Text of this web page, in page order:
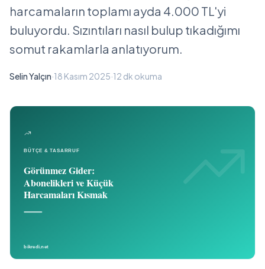
harcamaların toplamı ayda 4.000 TL'yi
buluyordu. Sızıntıları nasıl bulup tıkadığımı
somut rakamlarla anlatıyorum.
Selin Yalçın·18 Kasım 2025·12 dk okuma